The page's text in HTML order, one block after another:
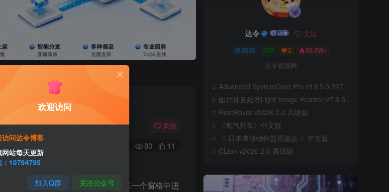
关注
60 11
件复制到一个窗格的常见操作都在一个窗格中进
达令 关注
2630 0 2 63.3W+
达令资源网
Advanced SystemCare Pro v19.5.0.227
图片批量处理Light Image Resizer v7.6.5.176
RustRover v2026.2.0 高级版
《氧气列车》中文版
《-日本事故物件監視協会-》中文版
CLion v2026.2.0 高级版
欢迎访问
访问达令博客
网站每天更新
：10794795
加入Q群 关注公众号